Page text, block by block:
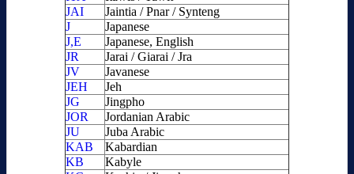
JAI
Jaintia / Pnar / Synteng
J
Japanese
J,E
Japanese, English
JR
Jarai / Giarai / Jra
JV
Javanese
JEH
Jeh
JG
Jingpho
JOR
Jordanian Arabic
JU
Juba Arabic
KAB
Kabardian
KB
Kabyle